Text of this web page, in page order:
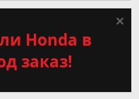
Honda в
заказ!